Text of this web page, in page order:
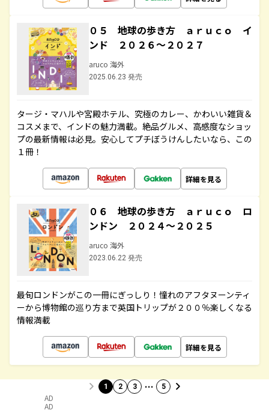
０５ 地球の歩き方 ａｒｕｃｏ イ
ンド ２０２６～２０２７
aruco 海外
2025.06.23 発売
タージ・マハルや宮殿ホテル、究極のカレー、かわいい雑貨＆
コスメまで、インドの魅力満載。絶品グルメ、高感度なショッ
プの最新情報は必見。安心してプチぼうけんしたいなら、この
１冊！
詳細を見る
０６ 地球の歩き方 ａｒｕｃｏ ロ
ンドン ２０２４～２０２５
aruco 海外
2023.06.22 発売
最旬ロンドンがこの一冊にぎっしり！憧れのアフタヌーンティ
ーから博物館の巡り方まで英国トリップが２００％楽しくなる
情報満載
詳細を見る
1 2 3 … 5
AD
AD